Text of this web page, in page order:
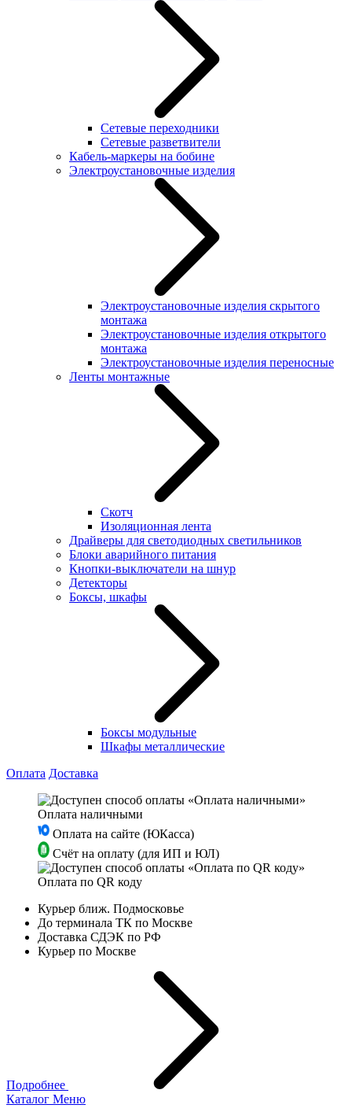
Сетевые переходники
Сетевые разветвители
Кабель-маркеры на бобине
Электроустановочные изделия
Электроустановочные изделия скрытого
монтажа
Электроустановочные изделия открытого
монтажа
Электроустановочные изделия переносные
Ленты монтажные
Скотч
Изоляционная лента
Драйверы для светодиодных светильников
Блоки аварийного питания
Кнопки-выключатели на шнур
Детекторы
Боксы, шкафы
Боксы модульные
Шкафы металлические
Оплата Доставка
Оплата наличными
Оплата на сайте (ЮКасса)
Счёт на оплату (для ИП и ЮЛ)
Оплата по QR коду
Курьер ближ. Подмосковье
До терминала ТК по Москве
Доставка СДЭК по РФ
Курьер по Москве
Подробнее
Каталог Меню